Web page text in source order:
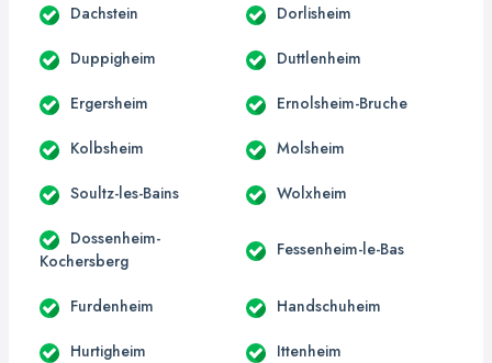
Dachstein Dorlisheim
Duppigheim Duttlenheim
Ergersheim Ernolsheim-Bruche
Kolbsheim Molsheim
Soultz-les-Bains Wolxheim
Dossenheim-
Kochersberg
Fessenheim-le-Bas
Furdenheim Handschuheim
Hurtigheim Ittenheim